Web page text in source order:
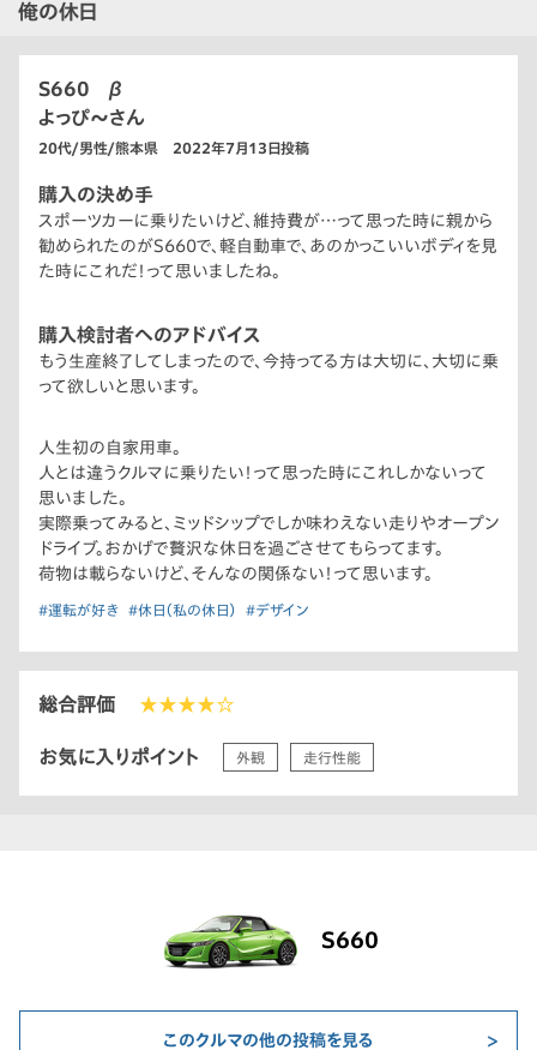
俺の休日
S660 β
よっぴ〜さん
20代/男性/熊本県 2022年7月13日投稿
購入の決め手
スポーツカーに乗りたいけど、維持費が…って思った時に親から
勧められたのがS660で、軽自動車で、あのかっこいいボディを見
た時にこれだ！って思いましたね。
購入検討者へのアドバイス
もう生産終了してしまったので、今持ってる方は大切に、大切に乗
って欲しいと思います。
人生初の自家用車。
人とは違うクルマに乗りたい！って思った時にこれしかないって
思いました。
実際乗ってみると、ミッドシップでしか味わえない走りやオープン
ドライブ。おかげで贅沢な休日を過ごさせてもらってます。
荷物は載らないけど、そんなの関係ない！って思います。
#運転が好き #休日（私の休日） #デザイン
総合評価 ★★★★☆
お気に入りポイント 外観 走行性能
S660
このクルマの他の投稿を見る